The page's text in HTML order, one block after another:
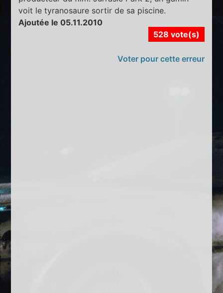
voit le tyranosaure sortir de sa piscine.
Ajoutée le 05.11.2010
528 vote(s)
Voter pour cette erreur